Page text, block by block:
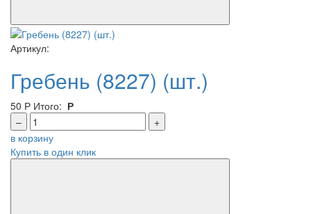
Артикул:
Гребень (8227) (шт.)
50 Р Итого: Р
–
+
в корзину
Купить в один клик